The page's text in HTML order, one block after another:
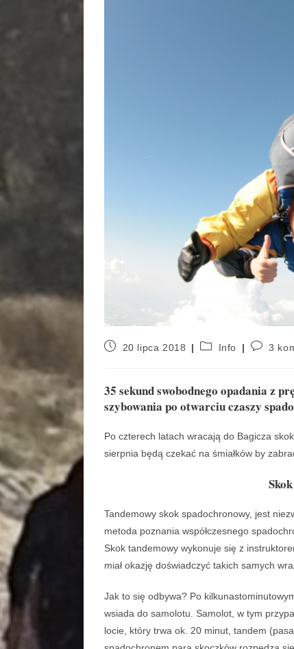
20 lipca 2018 Info 3
35 sekund swobodnego opadania z
szybowania po otwarciu czaszy
Po czterech latach wracają do Bagicza
sierpnia będą czekać na śmiałków by
Tandemowy skok spadochronowy, jest
metoda poznania współczesnego
Skok tandemowy wykonuje się z
miał okazję doświadczyć takich samych
Jak to się odbywa? Po
wsiada do samolotu. Samolot, w tym
locie, który trwa ok. 20 minut, tandem